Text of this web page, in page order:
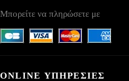
Μπορείτε να πληρώσετε με
ONLINE ΥΠΗΡΕΣΙΕΣ